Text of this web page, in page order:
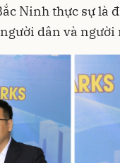
Ninh thực sự là
dân và người